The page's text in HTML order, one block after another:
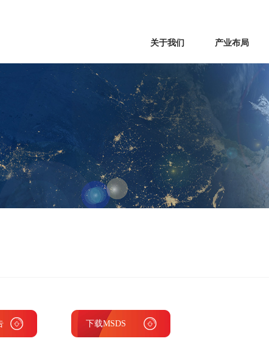
关于我们 产业布局
下载MSDS